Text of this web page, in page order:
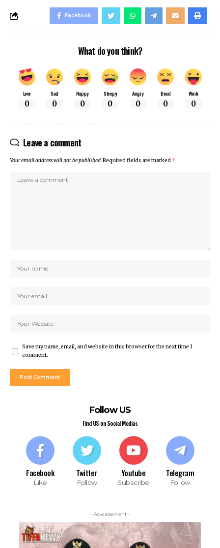
Facebook
What do you think?
Love
0
Sad
0
Happy
0
Sleepy
0
Angry
0
Dead
0
Wink
0
Leave a comment
Your email address will not be published.Required fields are marked *
Save my name, email, and website in this browser for the next time I
comment.
Follow US
Find US on Social Medias
Facebook
Like
Twitter
Follow
Youtube
Subscribe
Telegram
Follow
- Advertisement -